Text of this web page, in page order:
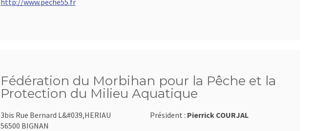
http://www.peche55.fr
Fédération du Morbihan pour la Pêche et la
Protection du Milieu Aquatique
3bis Rue Bernard L&#039,HERIAU
56500 BIGNAN
Président : Pierrick COURJAL